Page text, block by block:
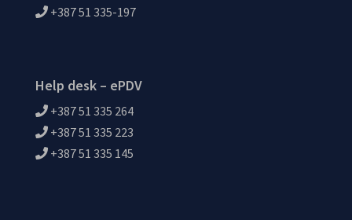
+387 51 335-197
Help desk – ePDV
+387 51 335 264
+387 51 335 223
+387 51 335 145